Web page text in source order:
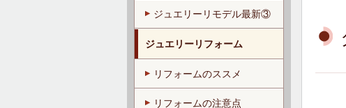
ジュエリーリモデル最新③
ジュエリーリフォーム
リフォームのススメ
リフォームの注意点